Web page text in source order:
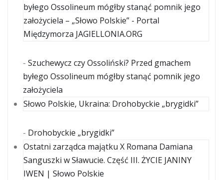
byłego Ossolineum mógłby stanąć pomnik jego
założyciela – „Słowo Polskie” - Portal
Międzymorza JAGIELLONIA.ORG
- Szuchewycz czy Ossoliński? Przed gmachem
byłego Ossolineum mógłby stanąć pomnik jego
założyciela
Słowo Polskie, Ukraina: Drohobyckie „brygidki”
- Drohobyckie „brygidki”
Ostatni zarządca majątku X Romana Damiana
Sanguszki w Sławucie. Część III. ŻYCIE JANINY
IWEN | Słowo Polskie